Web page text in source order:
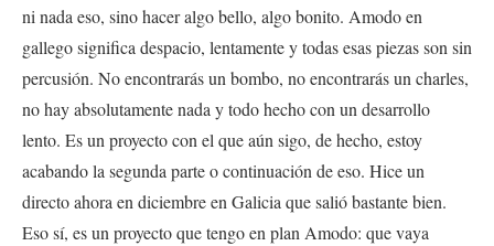
ni nada eso, sino hacer algo bello, algo bonito. Amodo en
gallego significa despacio, lentamente y todas esas piezas son sin
percusión. No encontrarás un bombo, no encontrarás un charles,
no hay absolutamente nada y todo hecho con un desarrollo
lento. Es un proyecto con el que aún sigo, de hecho, estoy
acabando la segunda parte o continuación de eso. Hice un
directo ahora en diciembre en Galicia que salió bastante bien.
Eso sí, es un proyecto que tengo en plan Amodo: que vaya